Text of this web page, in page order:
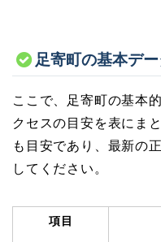
足寄町の基本デ
ここで、足寄町の基本
クセスの目安を表にま
も目安であり、最新の
してください。
項目